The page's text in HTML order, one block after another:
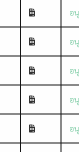
อ
อ
อ
อ
อ